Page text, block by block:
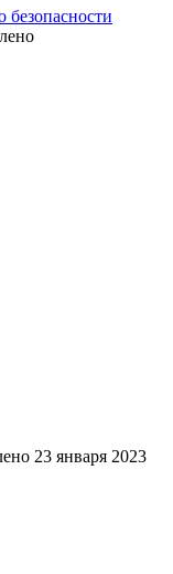
безопасности
23 января 2023